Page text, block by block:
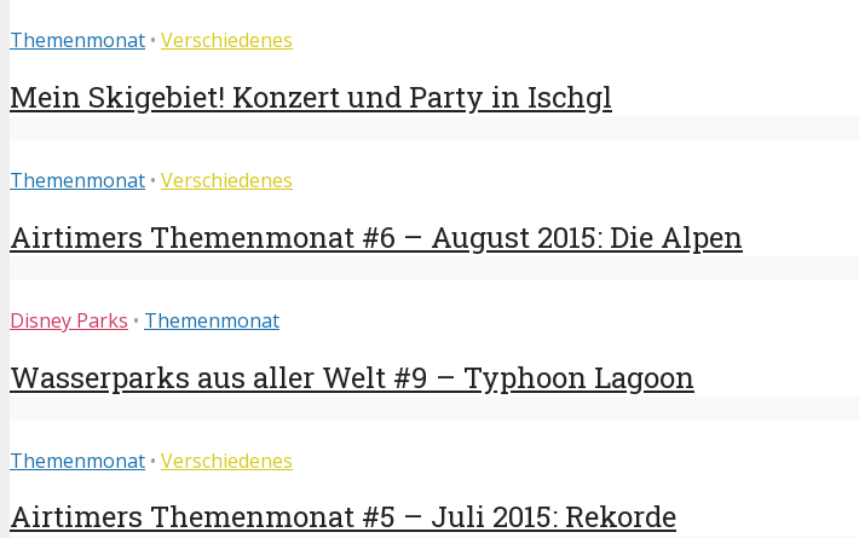
Themenmonat • Verschiedenes
Mein Skigebiet! Konzert und Party in Ischgl
Themenmonat • Verschiedenes
Airtimers Themenmonat #6 – August 2015: Die Alpen
Disney Parks • Themenmonat
Wasserparks aus aller Welt #9 – Typhoon Lagoon
Themenmonat • Verschiedenes
Airtimers Themenmonat #5 – Juli 2015: Rekorde